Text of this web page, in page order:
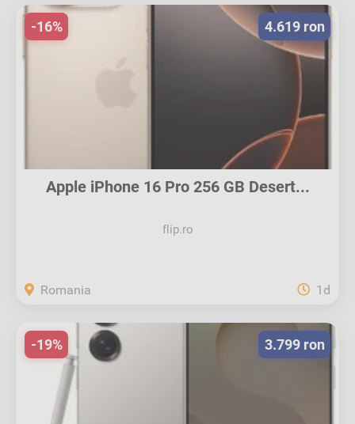
Apple iPhone 16 Pro 256 GB Desert...
flip.ro
4.619 ron
-16%
Romania 1d
3.799 ron
-19%